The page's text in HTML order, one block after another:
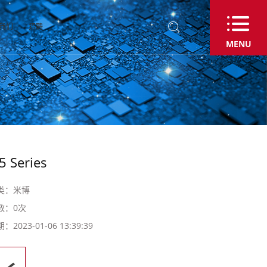
MENU
博
科技改变未来
科技改变未来
科技改变未来
科技改变未来
们
科技改变未来
招聘
科技改变未来
Series
：米博
：0次
：2023-01-06 13:39:39